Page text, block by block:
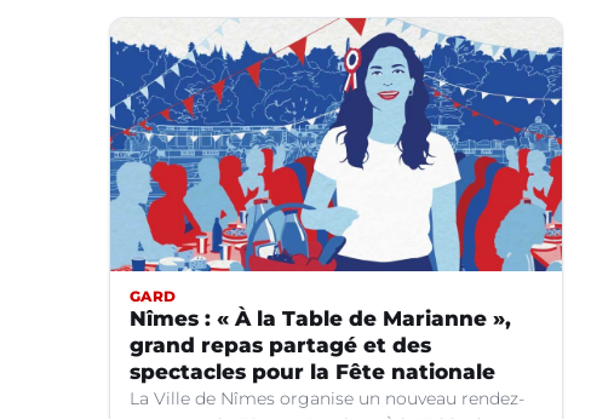
GARD
Nîmes : « À la Table de Marianne »,
grand repas partagé et des
spectacles pour la Fête nationale
La Ville de Nîmes organise un nouveau rendez-